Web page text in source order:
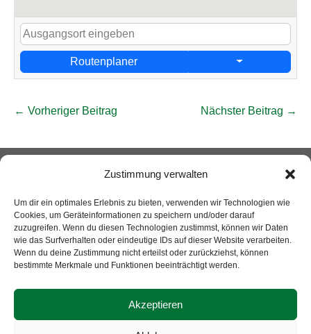
Zustimmung verwalten
Um dir ein optimales Erlebnis zu bieten, verwenden wir Technologien wie
Cookies, um Geräteinformationen zu speichern und/oder darauf
zuzugreifen. Wenn du diesen Technologien zustimmst, können wir Daten
wie das Surfverhalten oder eindeutige IDs auf dieser Website verarbeiten.
Wenn du deine Zustimmung nicht erteilst oder zurückziehst, können
bestimmte Merkmale und Funktionen beeinträchtigt werden.
Akzeptieren
Routenplaner
Beitragsnavigation
← Vorheriger Beitrag Nächster Beitrag →
zur LEADER Webseite Datenschutzerklärung
Kontakt Impressum Cookie-Richtlinie (EU)